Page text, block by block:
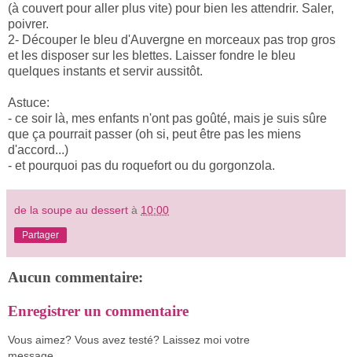
(à couvert pour aller plus vite) pour bien les attendrir. Saler,
poivrer.
2- Découper le bleu d'Auvergne en morceaux pas trop gros
et les disposer sur les blettes. Laisser fondre le bleu
quelques instants et servir aussitôt.
Astuce:
- ce soir là, mes enfants n'ont pas goûté, mais je suis sûre
que ça pourrait passer (oh si, peut être pas les miens
d'accord...)
- et pourquoi pas du roquefort ou du gorgonzola.
de la soupe au dessert à 10:00
Partager
Aucun commentaire:
Enregistrer un commentaire
Vous aimez? Vous avez testé? Laissez moi votre